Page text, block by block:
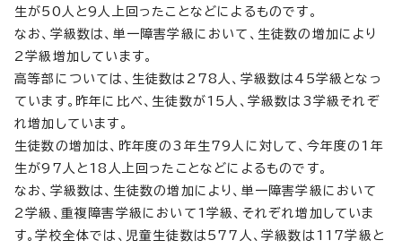
生が50人と9人上回ったことなどによるものです。
なお、学級数は、単一障害学級において、生徒数の増加により
2学級増加しています。
高等部については、生徒数は278人、学級数は45学級となっ
ています。昨年に比べ、生徒数が15人、学級数は3学級それぞ
れ増加しています。
生徒数の増加は、昨年度の3年生79人に対して、今年度の1年
生が97人と18人上回ったことなどによるものです。
なお、学級数は、生徒数の増加により、単一障害学級において
2学級、重複障害学級において1学級、それぞれ増加していま
す。学校全体では、児童生徒数は577人、学級数は117学級と